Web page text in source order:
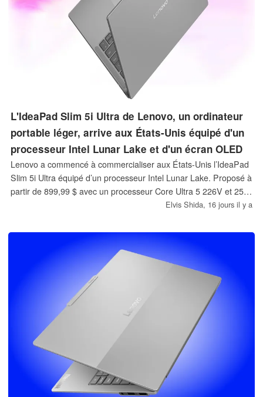
L'IdeaPad Slim 5i Ultra de Lenovo, un ordinateur
portable léger, arrive aux États-Unis équipé d'un
processeur Intel Lunar Lake et d'un écran OLED
Lenovo a commencé à commercialiser aux États-Unis l’IdeaPad
Slim 5i Ultra équipé d’un processeur Intel Lunar Lake. Proposé à
partir de 899,99 $ avec un processeur Core Ultra 5 226V et 256
Go de stockage, ce nouvel ordinateur portable fin peut être
OLED et d’une capacité de stockage pouvant atteindre 1 To.
Elvis Shida, 16 jours il y a